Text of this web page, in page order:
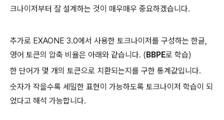
크나이저부터 잘 설계하는 것이 매우매우 중요하겠습니다.
추가로 EXAONE 3.0에서 사용한 토크나이저를 구성하는 한글,
영어 토큰의 압축 비율은 아래와 같습니다. (BBPE로 학습)
한 단어가 몇 개의 토큰으로 치환되는지를 구한 통계값입니다.
숫자가 작을수록 세밀한 표현이 가능하도록 토크나이저 학습이 되
었다고 해석 가능합니다.